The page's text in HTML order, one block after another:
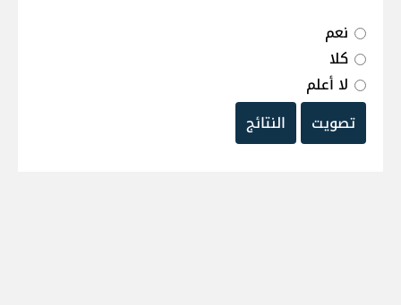
نعم
كلا
لا أعلم
تصويت
النتائج